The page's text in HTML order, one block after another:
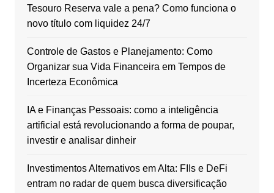
Tesouro Reserva vale a pena? Como funciona o
novo título com liquidez 24/7
Controle de Gastos e Planejamento: Como
Organizar sua Vida Financeira em Tempos de
Incerteza Econômica
IA e Finanças Pessoais: como a inteligência
artificial está revolucionando a forma de poupar,
investir e analisar dinheir
Investimentos Alternativos em Alta: FIIs e DeFi
entram no radar de quem busca diversificação